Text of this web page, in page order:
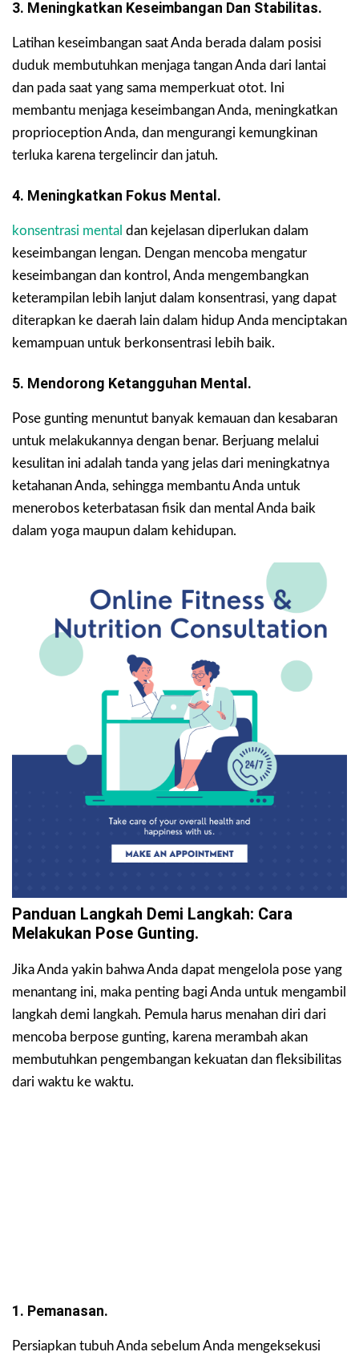
3. Meningkatkan Keseimbangan Dan Stabilitas.
Latihan keseimbangan saat Anda berada dalam posisi
duduk membutuhkan menjaga tangan Anda dari lantai
dan pada saat yang sama memperkuat otot. Ini
membantu menjaga keseimbangan Anda, meningkatkan
proprioception Anda, dan mengurangi kemungkinan
terluka karena tergelincir dan jatuh.
4. Meningkatkan Fokus Mental.
konsentrasi mental dan kejelasan diperlukan dalam
keseimbangan lengan. Dengan mencoba mengatur
keseimbangan dan kontrol, Anda mengembangkan
keterampilan lebih lanjut dalam konsentrasi, yang dapat
diterapkan ke daerah lain dalam hidup Anda menciptakan
kemampuan untuk berkonsentrasi lebih baik.
5. Mendorong Ketangguhan Mental.
Pose gunting menuntut banyak kemauan dan kesabaran
untuk melakukannya dengan benar. Berjuang melalui
kesulitan ini adalah tanda yang jelas dari meningkatnya
ketahanan Anda, sehingga membantu Anda untuk
menerobos keterbatasan fisik dan mental Anda baik
dalam yoga maupun dalam kehidupan.
Panduan Langkah Demi Langkah: Cara
Melakukan Pose Gunting.
Jika Anda yakin bahwa Anda dapat mengelola pose yang
menantang ini, maka penting bagi Anda untuk mengambil
langkah demi langkah. Pemula harus menahan diri dari
mencoba berpose gunting, karena merambah akan
membutuhkan pengembangan kekuatan dan fleksibilitas
dari waktu ke waktu.
1. Pemanasan.
Persiapkan tubuh Anda sebelum Anda mengeksekusi